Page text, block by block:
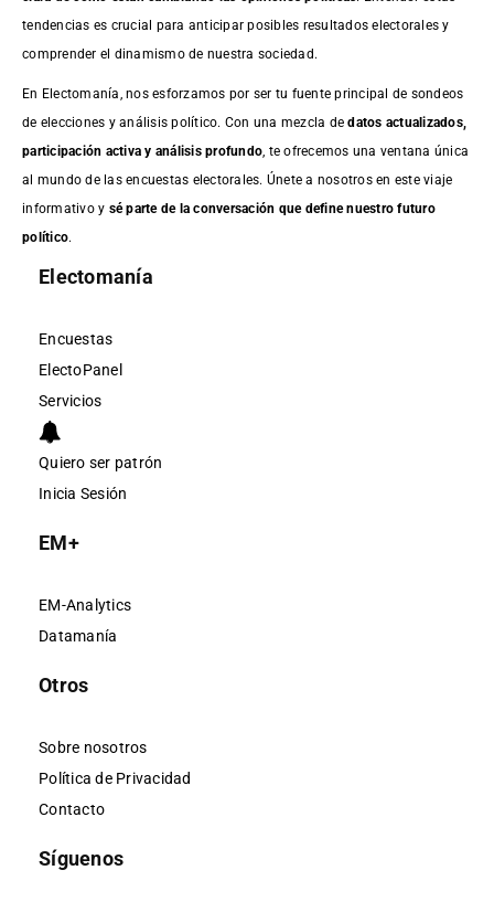
tendencias es crucial para anticipar posibles resultados electorales y
comprender el dinamismo de nuestra sociedad.
En Electomanía, nos esforzamos por ser tu fuente principal de sondeos
de elecciones y análisis político. Con una mezcla dedatos actualizados,
participación activa y análisis profundo, te ofrecemos una ventana única
al mundo de las encuestas electorales. Únete a nosotros en este viaje
informativo y sé parte de la conversación que define nuestro futuro
político.
Electomanía
Encuestas
ElectoPanel
Servicios
Quiero ser patrón
Inicia Sesión
EM+
EM-Analytics
Datamanía
Otros
Sobre nosotros
Política de Privacidad
Contacto
Síguenos